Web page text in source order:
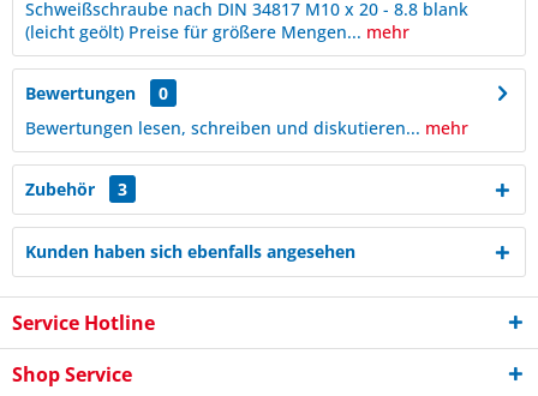
Schweißschraube nach DIN 34817 M10 x 20 - 8.8 blank
(leicht geölt) Preise für größere Mengen... mehr
Bewertungen
0
Bewertungen lesen, schreiben und diskutieren... mehr
Zubehör 3
Kunden haben sich ebenfalls angesehen
Service Hotline
Shop Service